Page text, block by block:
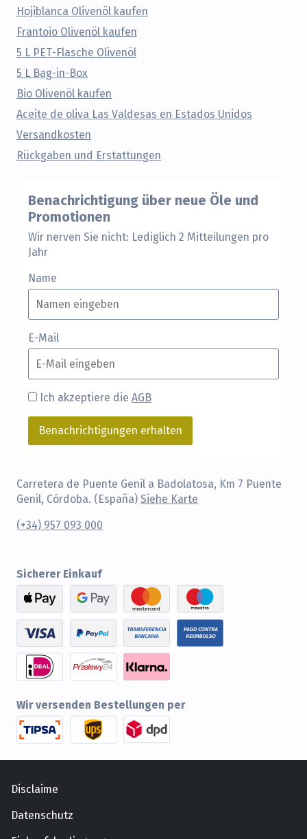
Hojiblanca Olivenöl kaufen
Frantoio Olivenöl kaufen
5 L PET-Flasche Olivenöl
5 L Bag-in-Box
Bio Olivenöl kaufen
Aceite de oliva Las Valdesas en Estados Unidos
Versandkosten
Rückgaben und Erstattungen
Benachrichtigung über neue Öle und
Promotionen
Wir nerven Sie nicht: Lediglich 2 Mitteilungen pro
Jahr
Name
E-Mail
Ich akzeptiere die AGB
Carretera de Puente Genil a Badolatosa, Km 7 Puente
Genil, Córdoba. (España)Siehe Karte
(+34) 957 093 000
Sicherer Einkauf
Wir versenden Bestellungen per
Disclaime
Datenschutz